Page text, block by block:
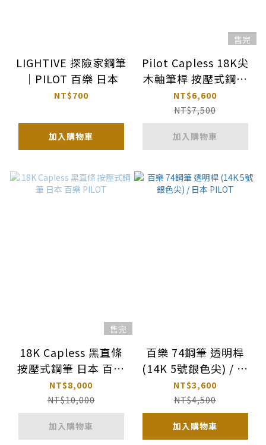
LIGHTIVE 探險家鋼筆
｜PILOT 百樂 日本
NT$700
加入購物車
售完
Pilot Capless 18K尖
木軸筆桿 按壓式鋼筆
｜日本 百樂
NT$6,600
NT$7,500
加入購物車
售完
18K Capless 黑直條
按壓式鋼筆 日本 百樂
PILOT
NT$8,000
NT$10,000
加入購物車
百樂 74鋼筆 透明桿
(14K 5號銀色尖) / 日
本 PILOT
NT$3,600
NT$4,500
加入購物車